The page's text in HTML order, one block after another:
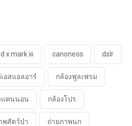
x mark iii canoneos dslr
อสแอลอาร์ กล้องฟูลเฟรม
แคนนอน กล้องโปร
พสัตว์ป่า ถ่ายภาพนก